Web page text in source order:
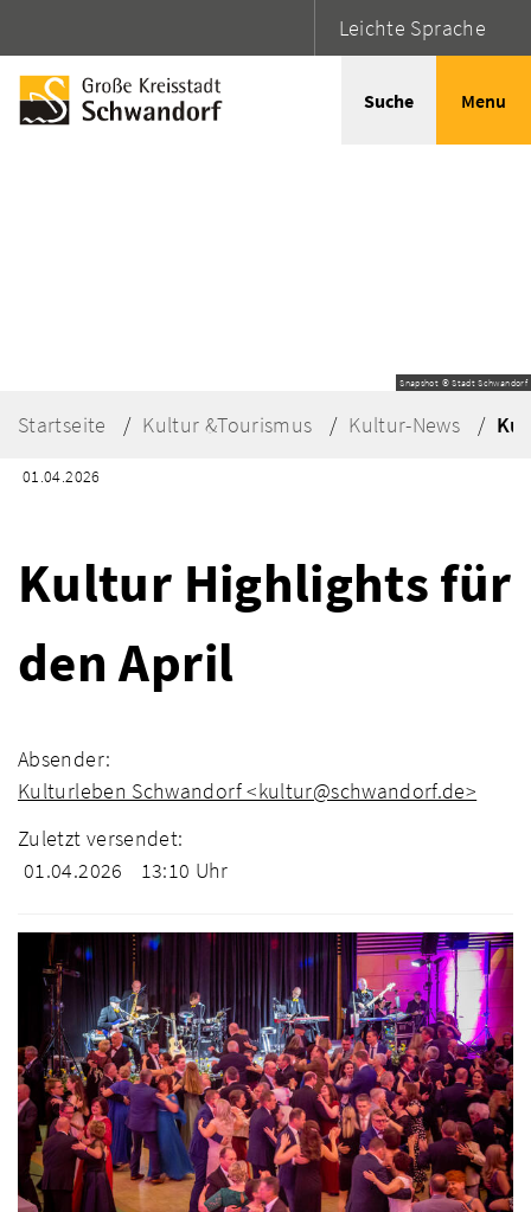
Leichte Sprache
Suche Menu
Snapshot © Stadt Schwandorf
Startseite Kultur &Tourismus Kultur-News
01.04.2026
Kultur Highlights für
den April
Absender:
Kulturleben Schwandorf <kultur@schwandorf.de>
Zuletzt versendet:
01.04.2026
13:10 Uhr